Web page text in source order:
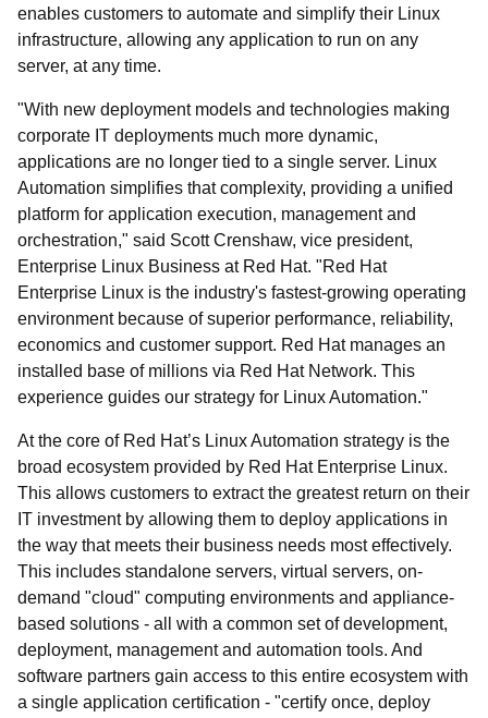
enables customers to automate and simplify their Linux
infrastructure, allowing any application to run on any
server, at any time.
"With new deployment models and technologies making
corporate IT deployments much more dynamic,
applications are no longer tied to a single server. Linux
Automation simplifies that complexity, providing a unified
platform for application execution, management and
orchestration," said Scott Crenshaw, vice president,
Enterprise Linux Business at Red Hat. "Red Hat
Enterprise Linux is the industry's fastest-growing operating
environment because of superior performance, reliability,
economics and customer support. Red Hat manages an
installed base of millions via Red Hat Network. This
experience guides our strategy for Linux Automation."
At the core of Red Hat’s Linux Automation strategy is the
broad ecosystem provided by Red Hat Enterprise Linux.
This allows customers to extract the greatest return on their
IT investment by allowing them to deploy applications in
the way that meets their business needs most effectively.
This includes standalone servers, virtual servers, on-
demand "cloud" computing environments and appliance-
based solutions - all with a common set of development,
deployment, management and automation tools. And
software partners gain access to this entire ecosystem with
a single application certification - "certify once, deploy